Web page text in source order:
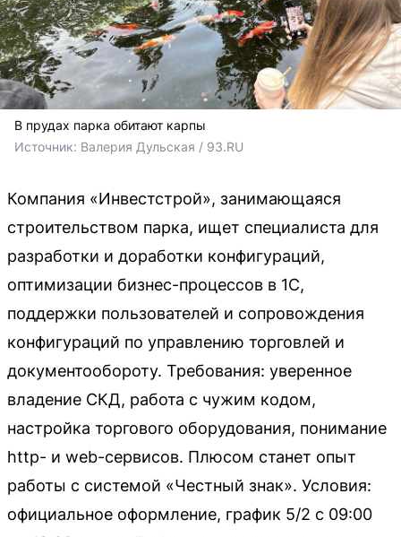
В прудах парка обитают карпы
Источник: Валерия Дульская / 93.RU
Компания «Инвестстрой», занимающаяся
строительством парка, ищет специалиста для
разработки и доработки конфигураций,
оптимизации бизнес-процессов в 1С,
поддержки пользователей и сопровождения
конфигураций по управлению торговлей и
документообороту. Требования: уверенное
владение СКД, работа с чужим кодом,
настройка торгового оборудования, понимание
http- и web-сервисов. Плюсом станет опыт
работы с системой «Честный знак». Условия:
официальное оформление, график 5/2 с 09:00